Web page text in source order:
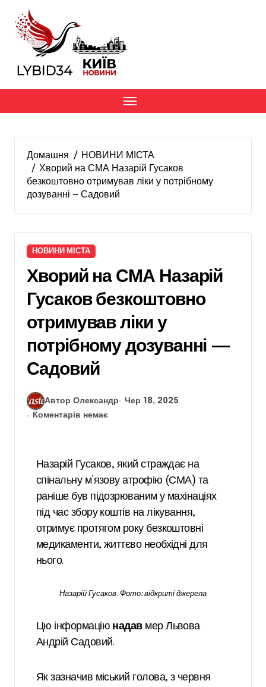
вмісту
Домашня
НОВИНИ МІСТА
Хворий на СМА Назарій Гусаков
безкоштовно отримував ліки у потрібному
дозуванні — Садовий
НОВИНИ МІСТА
Хворий на СМА Назарій
Гусаков безкоштовно
отримував ліки у
потрібному дозуванні —
Садовий
Автор Олександр
Чер 18, 2025
Коментарів немає
Назарій Гусаков, який страждає на
спінальну м’язову атрофію (СМА) та
раніше був підозрюваним у махінаціях
під час збору коштів на лікування,
отримує протягом року безкоштовні
медикаменти, життєво необхідні для
нього.
Назарій Гусаков. Фото: відкриті джерела
Цю інформацію надавмер Львова
Андрій Садовий.
Як зазначив міський голова, з червня